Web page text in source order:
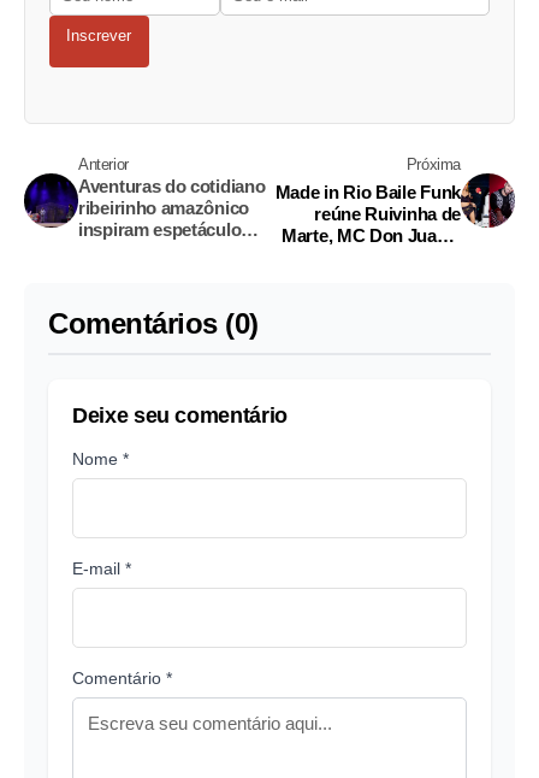
Inscrever
Anterior
Aventuras do cotidiano
ribeirinho amazônico
inspiram espetáculo
Próxima
Made in Rio Baile Funk
reúne Ruivinha de
Marte, MC Don Juan e
Comentários (0)
Deixe seu comentário
Nome *
E-mail *
Comentário *